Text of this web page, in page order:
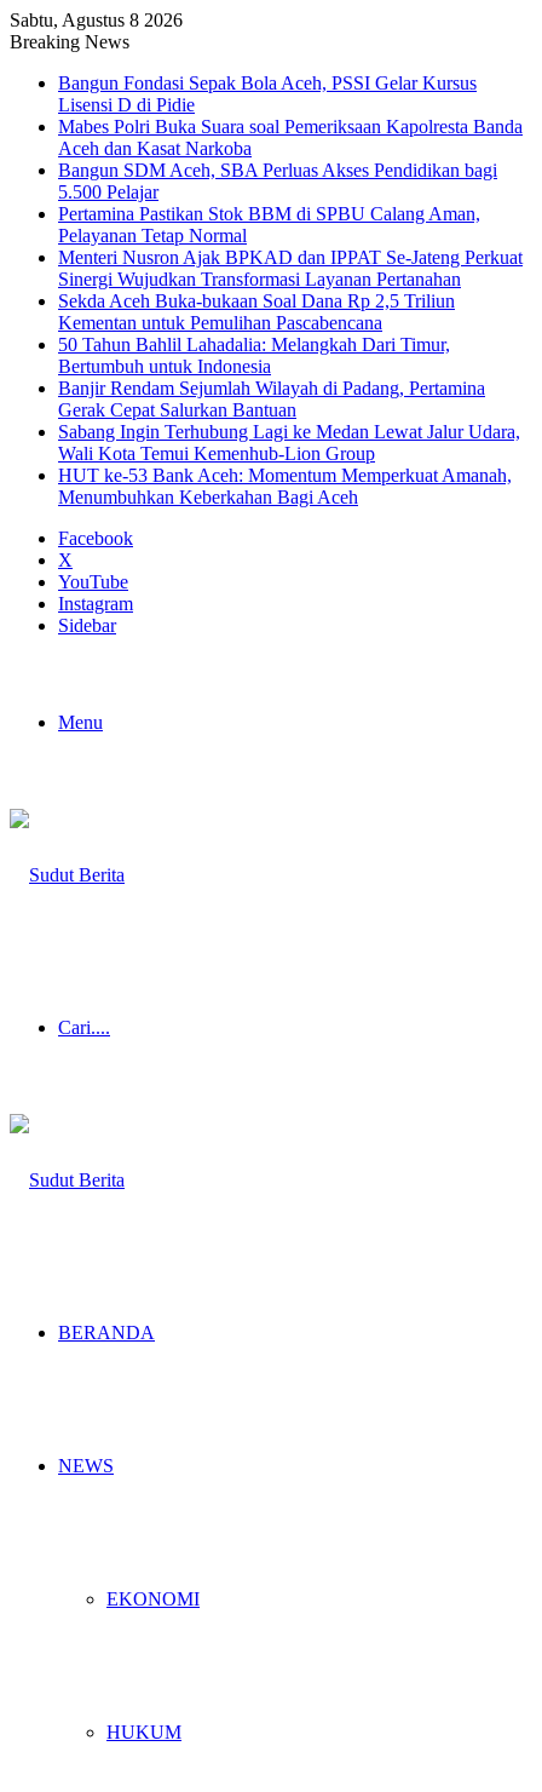
Sabtu, Agustus 8 2026
Breaking News
Bangun Fondasi Sepak Bola Aceh, PSSI Gelar Kursus
Lisensi D di Pidie
Mabes Polri Buka Suara soal Pemeriksaan Kapolresta Banda
Aceh dan Kasat Narkoba
Bangun SDM Aceh, SBA Perluas Akses Pendidikan bagi
5.500 Pelajar
Pertamina Pastikan Stok BBM di SPBU Calang Aman,
Pelayanan Tetap Normal
Menteri Nusron Ajak BPKAD dan IPPAT Se-Jateng Perkuat
Sinergi Wujudkan Transformasi Layanan Pertanahan
Sekda Aceh Buka-bukaan Soal Dana Rp 2,5 Triliun
Kementan untuk Pemulihan Pascabencana
50 Tahun Bahlil Lahadalia: Melangkah Dari Timur,
Bertumbuh untuk Indonesia
Banjir Rendam Sejumlah Wilayah di Padang, Pertamina
Gerak Cepat Salurkan Bantuan
Sabang Ingin Terhubung Lagi ke Medan Lewat Jalur Udara,
Wali Kota Temui Kemenhub-Lion Group
HUT ke-53 Bank Aceh: Momentum Memperkuat Amanah,
Menumbuhkan Keberkahan Bagi Aceh
Facebook
X
YouTube
Instagram
Sidebar
Menu
Cari....
BERANDA
NEWS
EKONOMI
HUKUM